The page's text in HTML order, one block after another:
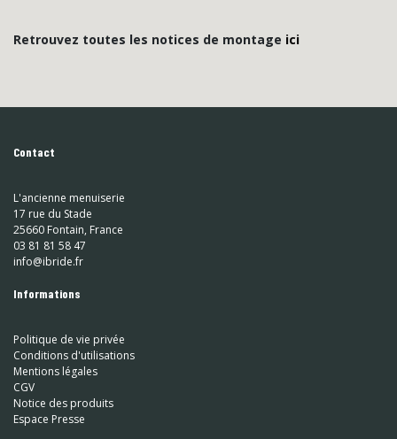
Retrouvez toutes les notices de montage ici
Contact
L'ancienne menuiserie
17 rue du Stade
25660 Fontain, France
03 81 81 58 47
info@ibride.fr
Informations
Politique de vie privée
Conditions d'utilisations
Mentions légales
CGV
Notice des produits
Espace Presse